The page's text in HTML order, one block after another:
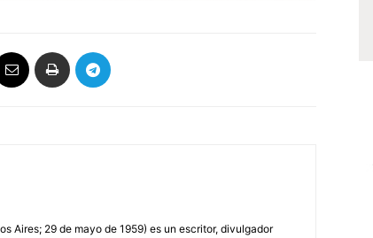
Aires; 29 de mayo de 1959) es un escritor, divulgador